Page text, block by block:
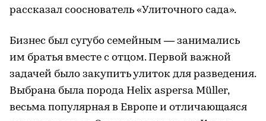
рассказал сооснователь «Улиточного сада».
Бизнес был сугубо семейным — занимались
им братья вместе с отцом. Первой важной
задачей было закупить улиток для разведения.
Выбрана была порода Helix aspersa Müller,
весьма популярная в Европе и отличающаяся